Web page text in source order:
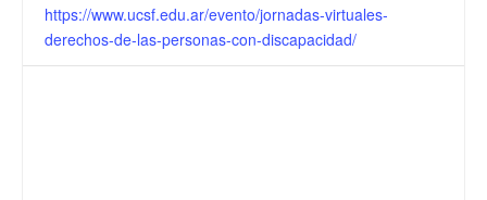
https://www.ucsf.edu.ar/evento/jornadas-virtuales-
derechos-de-las-personas-con-discapacidad/